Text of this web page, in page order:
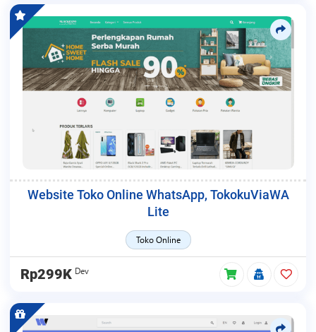
Website Toko Online WhatsApp, TokokuViaWA
Lite
Toko Online
Rp299K Dev